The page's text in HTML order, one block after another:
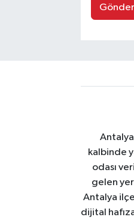
Gönder
kalbinde
odası
gelen
Antalya
dijital